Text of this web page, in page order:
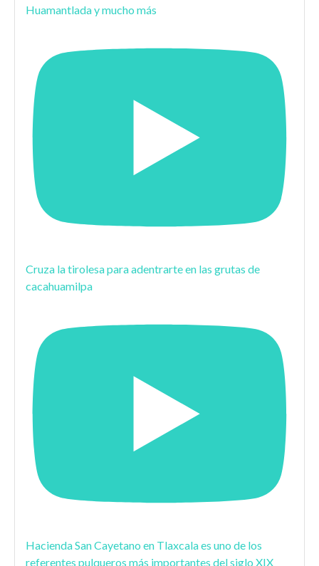
Huamantlada y mucho más
Cruza la tirolesa para adentrarte en las grutas de
cacahuamilpa
Hacienda San Cayetano en Tlaxcala es uno de los
referentes pulqueros más importantes del siglo XIX